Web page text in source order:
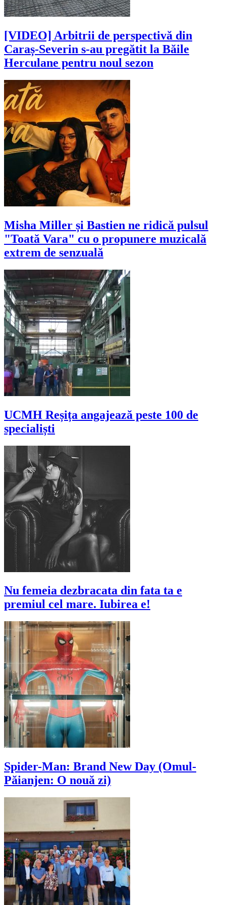
[VIDEO] Arbitrii de perspectivă din
Caraș-Severin s-au pregătit la Băile
Herculane pentru noul sezon
Misha Miller și Bastien ne ridică pulsul
"Toată Vara" cu o propunere muzicală
extrem de senzuală
UCMH Reșița angajează peste 100 de
specialiști
Nu femeia dezbracata din fata ta e
premiul cel mare. Iubirea e!
Spider-Man: Brand New Day (Omul-
Păianjen: O nouă zi)